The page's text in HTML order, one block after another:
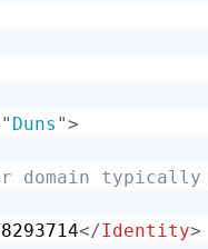
" Duns ">
domain typically
</Identity>